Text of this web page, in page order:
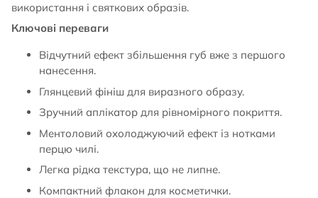
використання і святкових образів.
Ключові переваги
Відчутний ефект збільшення губ вже з першого
нанесення.
Глянцевий фініш для виразного образу.
Зручний аплікатор для рівномірного покриття.
Ментоловий охолоджуючий ефект із нотками
перцю чилі.
Легка рідка текстура, що не липне.
Компактний флакон для косметички.